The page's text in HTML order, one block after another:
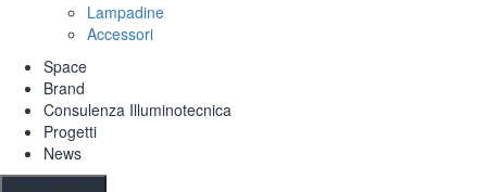
Lampadine
Accessori
Space
Brand
Consulenza Illuminotecnica
Progetti
News